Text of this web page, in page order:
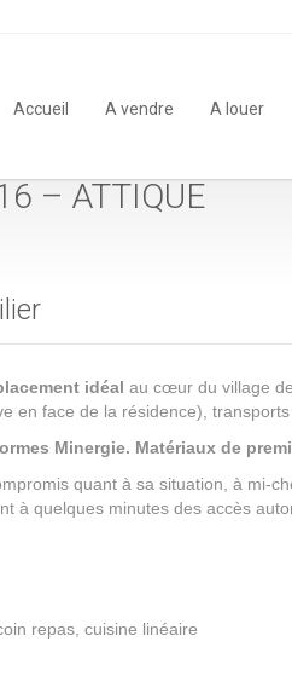
Accueil A vendre A louer
– ATTIQUE
idéal au cœur du village
en face de la résidence),
Minergie. Matériaux de
quant à sa situation, à mi-
à quelques minutes des accès
repas, cuisine linéaire